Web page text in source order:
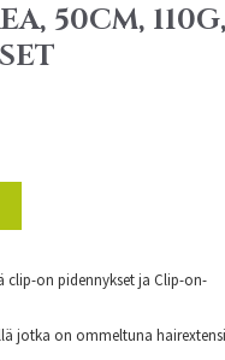
50CM, 110G,
clip-on pidennykset ja Clip-on-
jotka on ommeltuna